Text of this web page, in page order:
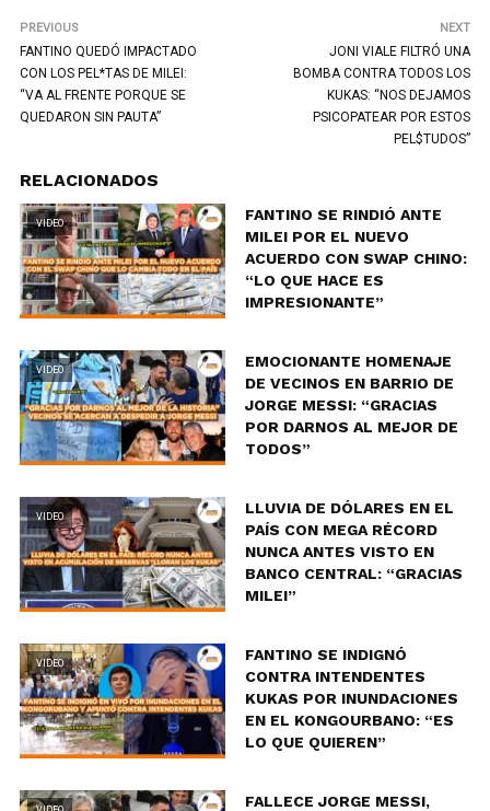
PREVIOUS
FANTINO QUEDÓ IMPACTADO
CON LOS PEL*TAS DE MILEI:
“VA AL FRENTE PORQUE SE
QUEDARON SIN PAUTA”
NEXT
JONI VIALE FILTRÓ UNA
BOMBA CONTRA TODOS LOS
KUKAS: “NOS DEJAMOS
PSICOPATEAR POR ESTOS
PEL$TUDOS”
RELACIONADOS
VIDEO
FANTINO SE RINDIÓ ANTE
MILEI POR EL NUEVO
ACUERDO CON SWAP CHINO:
“LO QUE HACE ES
IMPRESIONANTE”
VIDEO
EMOCIONANTE HOMENAJE
DE VECINOS EN BARRIO DE
JORGE MESSI: “GRACIAS
POR DARNOS AL MEJOR DE
TODOS”
VIDEO
LLUVIA DE DÓLARES EN EL
PAÍS CON MEGA RÉCORD
NUNCA ANTES VISTO EN
BANCO CENTRAL: “GRACIAS
MILEI”
VIDEO
FANTINO SE INDIGNÓ
CONTRA INTENDENTES
KUKAS POR INUNDACIONES
EN EL KONGOURBANO: “ES
LO QUE QUIEREN”
FALLECE JORGE MESSI,